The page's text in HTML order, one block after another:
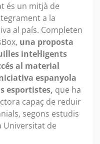
és un mitjà de
a la
al país. Completen
una proposta
intel·ligents
al material
espanyola
esportistes, que ha
capaç de reduir
segons estudis
Universitat de